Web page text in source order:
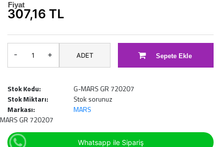
Fiyat
307,16 TL
- + ADET Sepete Ekle
Stok Kodu:
G-MARS GR 720207
Stok Miktarı:
Stok sorunuz
Markası:
MARS
MARS GR 720207
Whatsapp ile Sipariş